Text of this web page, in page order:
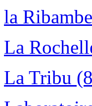
la
La
La Tribu